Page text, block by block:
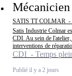
SATIS TT COLMAR -
Satis Industrie Colmar
CDI. Au sein de
interventions de
CDI - Temps
Publié il y a 2 jours